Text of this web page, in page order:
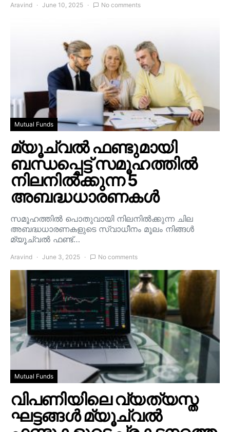
Aravind June 10, 2025 No comments
Mutual Funds
മ്യൂച്വൽ ഫണ്ടുമായി
ബന്ധപ്പെട്ട് സമൂഹത്തിൽ
നിലനിൽക്കുന്ന 5
അബദ്ധധാരണകൾ
സമൂഹത്തിൽ പൊതുവായി നിലനിൽക്കുന്ന ചില
അബദ്ധധാരണകളുടെ സ്വാധീനം മൂലം നിങ്ങൾ
മ്യൂച്വൽ ഫണ്ട്…
Aravind June 3, 2025 No comments
Mutual Funds
വിപണിയിലെ വ്യത്യസ്ത
ഘട്ടങ്ങൾ മ്യൂച്വൽ